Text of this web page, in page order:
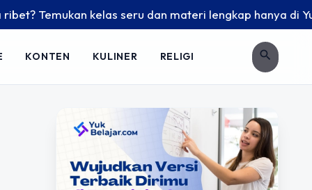
Temukan kelas seru dan materi lengkap hanya di
KONTEN KULINER RELIGI search